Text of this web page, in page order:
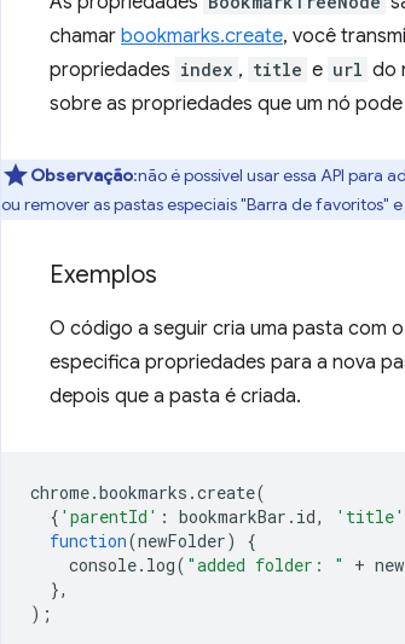
chamar bookmarks.create, você
propriedades index , title e url do
sobre as propriedades que um nó
Observação:não é possível usar essa API para
ou remover as pastas especiais "Barra de favoritos"
Exemplos
O código a seguir cria uma pasta com
especifica propriedades para a nova
depois que a pasta é criada.
chrome.bookmarks .create(
{ 'parentId' : bookmarkBar . id, 'title'
function(newFolder)
{
console. log( "added folder: " +
},
);